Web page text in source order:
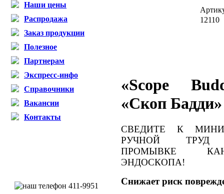
Наши цены
Распродажа
Заказ продукции
Полезное
Партнерам
Экспресс-инфо
Справочники
Вакансии
Контакты
12110
«Scope
«Скоп Бадди»
СВЕДИТЕ К
РУЧНОЙ ТРУД
ПРОМЫВКЕ
ЭНДОСКОПА!
Снижает риск